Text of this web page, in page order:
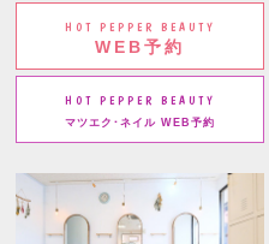
HOT PEPPER BEAUTY
WEB予約
HOT PEPPER BEAUTY
マツエク･ネイル WEB予約